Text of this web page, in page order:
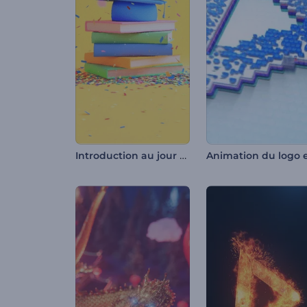
Introduction au jour de la remise des diplômes